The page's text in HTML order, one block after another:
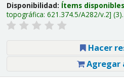
Disponibilidad: Ítems
topográfica: 621.374.5/A282/v.2 (3).
Hacer
Agregar